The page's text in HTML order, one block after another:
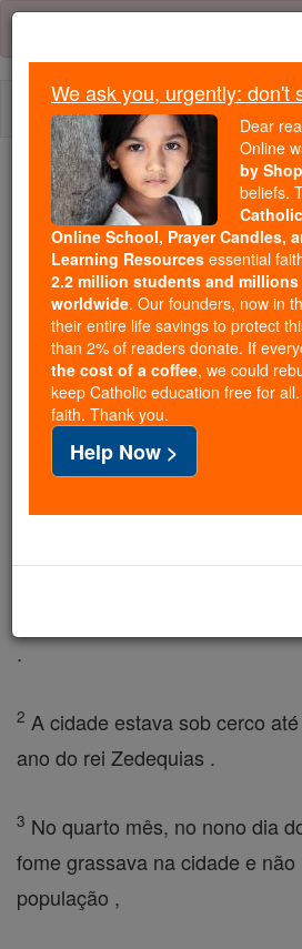
Skip
content
Trending:
Daily Reading for Thursday,
Today's Reading The
2 Reis -
2 Reis ⌄ Chapter 25 ⌄
No nono ano do seu reinado,
décimo dia do mês,
exército, ele armou
cidade, e atirou -se de
.
2 A cidade estava sob cerco
ano do rei Zedequias .
3 No quarto mês, no nono dia
fome grassava na cidade e
população ,
We ask you, urgently: don't
Dear
Online
by
beliefs.
Online School, Prayer Candles,
Learning Resources essential
2.2 million students and
worldwide. Our founders, now in
their entire life savings to protect
than 2% of readers donate. If
the cost of a coffee, we could
keep Catholic education free for
faith. Thank you.
Help Now >